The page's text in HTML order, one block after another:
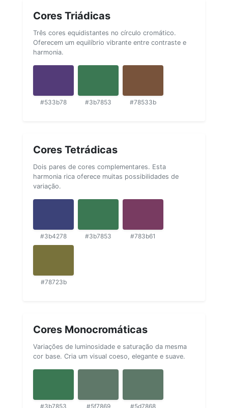
Cores Triádicas
Três cores equidistantes no círculo cromático.
Oferecem um equilíbrio vibrante entre contraste e
harmonia.
#533b78 #3b7853 #78533b
Cores Tetrádicas
Dois pares de cores complementares. Esta
harmonia rica oferece muitas possibilidades de
variação.
#3b4278 #3b7853 #783b61
#78723b
Cores Monocromáticas
Variações de luminosidade e saturação da mesma
cor base. Cria um visual coeso, elegante e suave.
#3b7853 #5f7869 #5d7868